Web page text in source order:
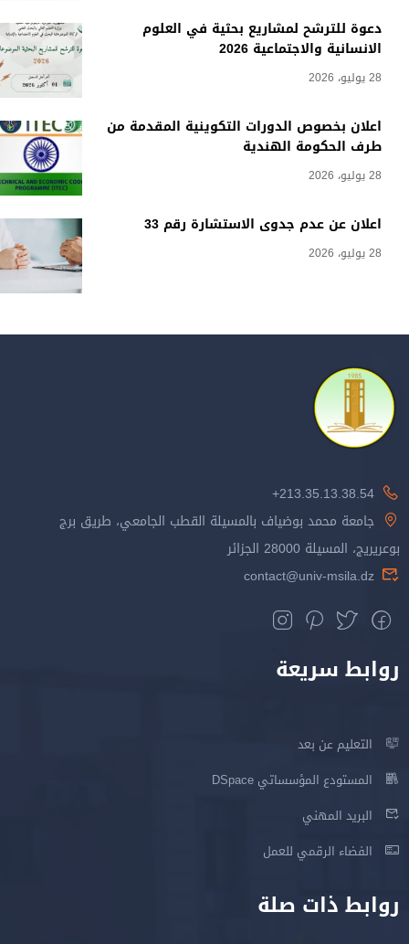
دعوة للترشح لمشاريع بحثية في العلوم
الانسانية والاجتماعية 2026
28 يوليو، 2026
اعلان بخصوص الدورات التكوينية المقدمة من
طرف الحكومة الهندية
28 يوليو، 2026
اعلان عن عدم جدوى الاستشارة رقم 33
28 يوليو، 2026
213.35.13.38.54+
جامعة محمد بوضياف بالمسيلة القطب الجامعي، طريق برج
بوعريريج، المسيلة 28000 الجزائر
contact@univ-msila.dz
روابط سريعة
التعليم عن بعد
المستودع المؤسساتي DSpace
البريد المهني
الفضاء الرقمي للعمل
روابط ذات صلة